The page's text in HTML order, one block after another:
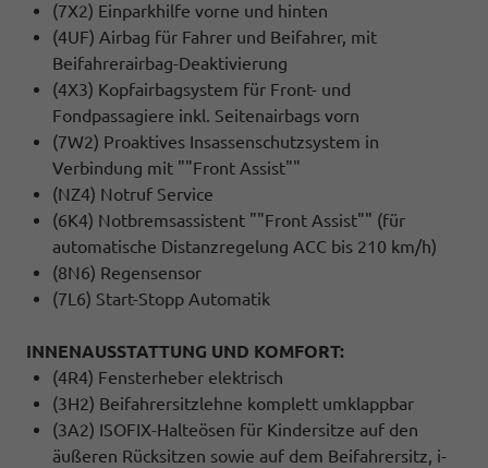
(7X2) Einparkhilfe vorne und hinten
(4UF) Airbag für Fahrer und Beifahrer, mit
Beifahrerairbag-Deaktivierung
(4X3) Kopfairbagsystem für Front- und
Fondpassagiere inkl. Seitenairbags vorn
(7W2) Proaktives Insassenschutzsystem in
Verbindung mit ""Front Assist""
(NZ4) Notruf Service
(6K4) Notbremsassistent ""Front Assist"" (für
automatische Distanzregelung ACC bis 210 km/h)
(8N6) Regensensor
(7L6) Start-Stopp Automatik
INNENAUSSTATTUNG UND KOMFORT:
(4R4) Fensterheber elektrisch
(3H2) Beifahrersitzlehne komplett umklappbar
(3A2) ISOFIX-Halteösen für Kindersitze auf den
äußeren Rücksitzen sowie auf dem Beifahrersitz, i-